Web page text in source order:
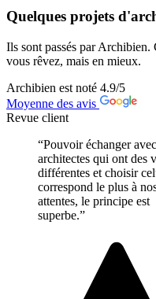
Quelques projets
Ils sont passés par
vous rêvez, mais en mieux.
Archibien est noté 4.9/5
Moyenne des avis
Revue client
“Pouvoir échanger
architectes qui ont des
différentes et choisir
correspond le plus à
attentes, le principe est
superbe.”